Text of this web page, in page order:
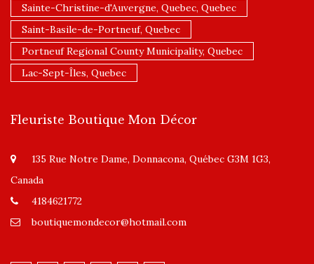
Sainte-Christine-d'Auvergne, Quebec, Quebec
Saint-Basile-de-Portneuf, Quebec
Portneuf Regional County Municipality, Quebec
Lac-Sept-Îles, Quebec
Fleuriste Boutique Mon Décor
135 Rue Notre Dame, Donnacona, Québec G3M 1G3,
Canada
4184621772
boutiquemondecor@hotmail.com